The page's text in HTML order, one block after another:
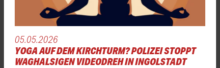
05.05.2026
YOGA AUF DEM KIRCHTURM? POLIZEI STOPPT
WAGHALSIGEN VIDEODREH IN INGOLSTADT